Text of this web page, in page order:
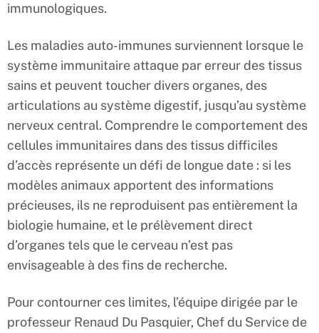
immunologiques.
Les maladies auto-immunes surviennent lorsque le
système immunitaire attaque par erreur des tissus
sains et peuvent toucher divers organes, des
articulations au système digestif, jusqu’au système
nerveux central. Comprendre le comportement des
cellules immunitaires dans des tissus difficiles
d’accès représente un défi de longue date : si les
modèles animaux apportent des informations
précieuses, ils ne reproduisent pas entièrement la
biologie humaine, et le prélèvement direct
d’organes tels que le cerveau n’est pas
envisageable à des fins de recherche.
Pour contourner ces limites, l’équipe dirigée par le
professeur Renaud Du Pasquier, Chef du Service de